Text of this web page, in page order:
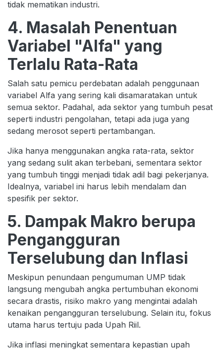
tidak mematikan industri.
4. Masalah Penentuan
Variabel "Alfa" yang
Terlalu Rata-Rata
Salah satu pemicu perdebatan adalah penggunaan
variabel Alfa yang sering kali disamaratakan untuk
semua sektor. Padahal, ada sektor yang tumbuh pesat
seperti industri pengolahan, tetapi ada juga yang
sedang merosot seperti pertambangan.
Jika hanya menggunakan angka rata-rata, sektor
yang sedang sulit akan terbebani, sementara sektor
yang tumbuh tinggi menjadi tidak adil bagi pekerjanya.
Idealnya, variabel ini harus lebih mendalam dan
spesifik per sektor.
5. Dampak Makro berupa
Pengangguran
Terselubung dan Inflasi
Meskipun penundaan pengumuman UMP tidak
langsung mengubah angka pertumbuhan ekonomi
secara drastis, risiko makro yang mengintai adalah
kenaikan pengangguran terselubung. Selain itu, fokus
utama harus tertuju pada Upah Riil.
Jika inflasi meningkat sementara kepastian upah